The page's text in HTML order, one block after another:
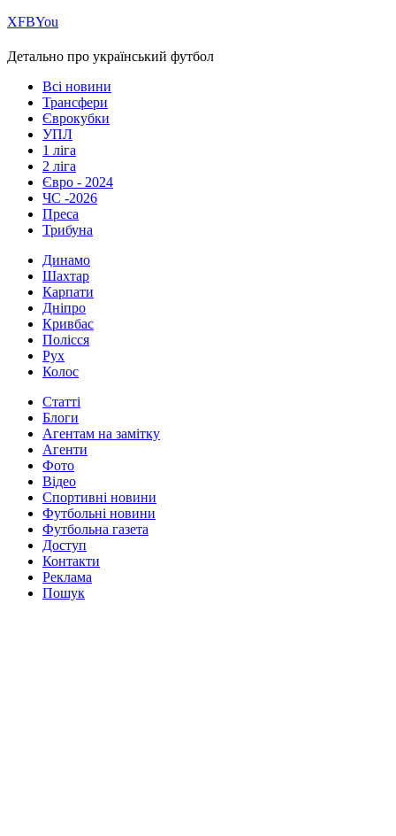
ХFBYou
Детально про український футбол
Всі новини
Трансфери
Єврокубки
УПЛ
1 ліга
2 ліга
Євро - 2024
ЧС -2026
Преса
Трибуна
Динамо
Шахтар
Карпати
Дніпро
Кривбас
Полісся
Рух
Колос
Статті
Блоги
Агентам на замітку
Агенти
Фото
Відео
Спортивні новини
Футбольні новини
Футбольна газета
Доступ
Контакти
Реклама
Пошук